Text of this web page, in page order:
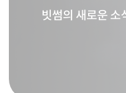
빗썸의 새로운 소